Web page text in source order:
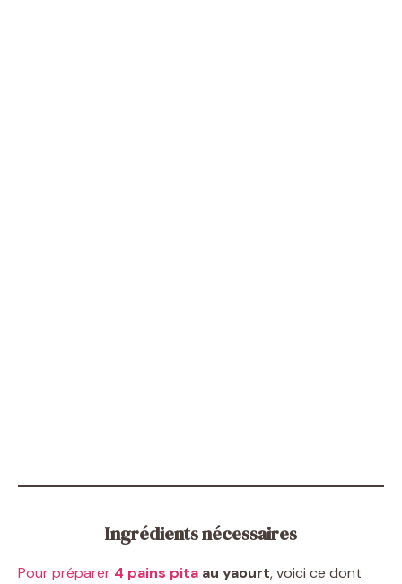
Ingrédients nécessaires
Pour préparer 4 pains pita au yaourt, voici ce dont